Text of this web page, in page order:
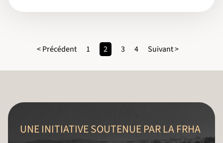
< Précédent 1 2 3 4 Suivant >
UNE INITIATIVE SOUTENUE PAR LA FRHA